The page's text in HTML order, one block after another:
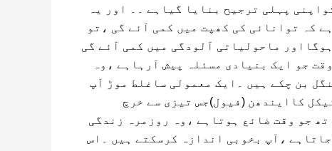
پہلی ترجیح بنایا گیاہے ۔۔ اور یہ
کہ توانائی کی کھپت میں کمی آئے گی ،تو
ماحولیاتی آلودگی میں کمی آئے گی
جو ایک بنیادی مسئلہ پیش آرہاہے ،وہ
بن چکے ہیں ۔ایک معمولی ساغلط موڑ آپ
کاایندھن (فیول)جس تیزی سے خرچ
جو وقت ضائع ہوتاہے ،وہ روزمرہ زندگی
،آپ بخوبی اندازہ کرسکتے ہیں ۔اس